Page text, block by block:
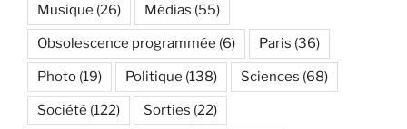
Musique (26) Médias (55)
Obsolescence programmée (6) Paris (36)
Photo (19) Politique (138) Sciences (68)
Société (122) Sorties (22)